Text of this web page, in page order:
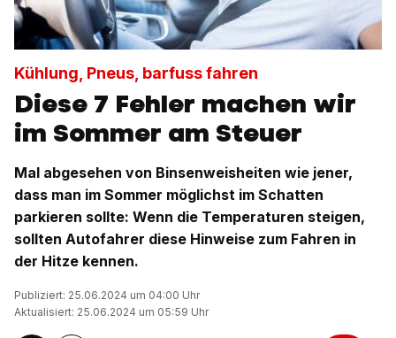
Kühlung, Pneus, barfuss fahren
Diese 7 Fehler machen wir
im Sommer am Steuer
Mal abgesehen von Binsenweisheiten wie jener,
dass man im Sommer möglichst im Schatten
parkieren sollte: Wenn die Temperaturen steigen,
sollten Autofahrer diese Hinweise zum Fahren in
der Hitze kennen.
Publiziert: 25.06.2024 um 04:00 Uhr
Aktualisiert: 25.06.2024 um 05:59 Uhr